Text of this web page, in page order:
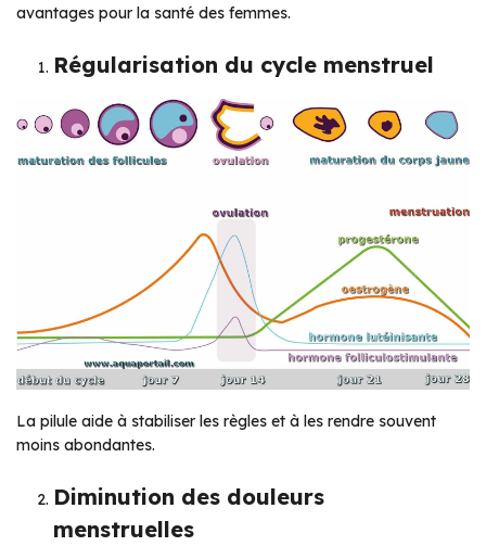
avantages pour la santé des femmes.
Régularisation du cycle menstruel
La pilule aide à stabiliser les règles et à les rendre souvent
moins abondantes.
Diminution des douleurs
menstruelles